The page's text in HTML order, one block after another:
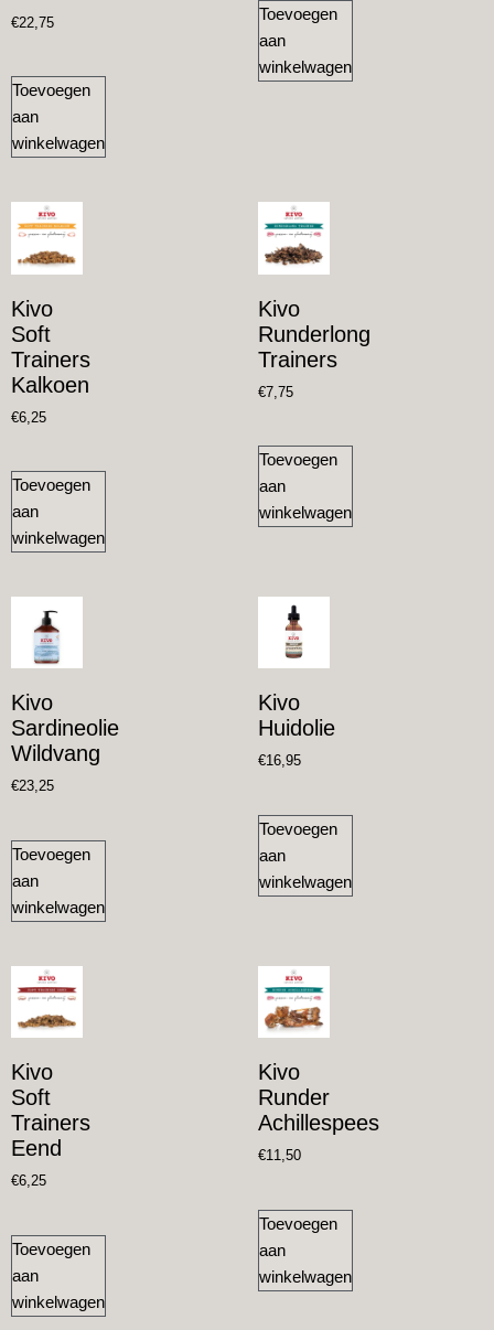
€22,75
Toevoegen
aan
winkelwagen
Toevoegen
aan
winkelwagen
Kivo
Soft
Trainers
Kalkoen
€6,25
Toevoegen
aan
winkelwagen
Kivo
Runderlong
Trainers
€7,75
Toevoegen
aan
winkelwagen
Kivo
Sardineolie
Wildvang
€23,25
Toevoegen
aan
winkelwagen
Kivo
Huidolie
€16,95
Toevoegen
aan
winkelwagen
Kivo
Soft
Trainers
Eend
€6,25
Toevoegen
aan
winkelwagen
Kivo
Runder
Achillespees
€11,50
Toevoegen
aan
winkelwagen